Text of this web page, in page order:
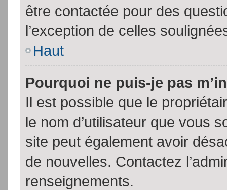
être contactée pour des
l’exception de celles
Haut
Pourquoi ne puis-je pas
Il est possible que le
le nom d’utilisateur que vous
site peut également avoir
de nouvelles. Contactez
renseignements.